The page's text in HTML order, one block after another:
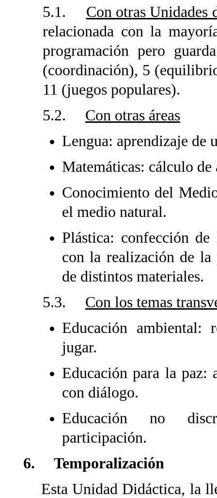
5.1. Con otras Unidades
relacionada con la
programación pero
(coordinación), 5
11 (juegos populares).
5.2. Con otras áreas
Lengua: aprendizaje de
Matemáticas: cálculo de
Conocimiento del
el medio natural.
Plástica: confección de
con la realización de
de distintos materiales.
5.3. Con los temas
Educación ambiental:
jugar.
Educación para la paz:
con diálogo.
Educación no
participación.
6. Temporalización
Esta Unidad Didáctica, la